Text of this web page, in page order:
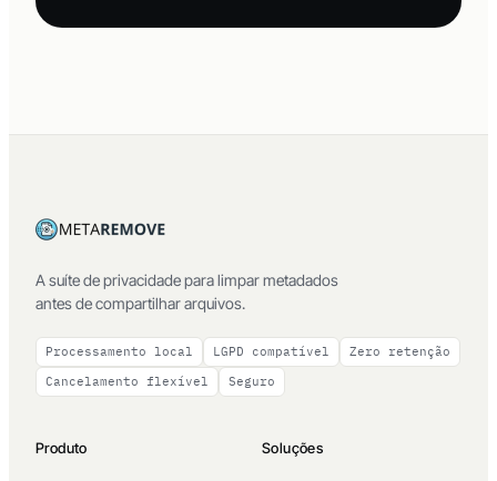
A suíte de privacidade para limpar metadados
antes de compartilhar arquivos.
Processamento local LGPD compatível
Zero retenção
Cancelamento flexível
Seguro
Produto Soluções